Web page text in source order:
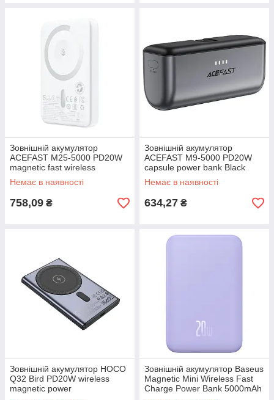
Зовнішній акумулятор
ACEFAST M25-5000 PD20W
magnetic fast wireless
charging power bank White
Немає в наявності
758,09 ₴
Зовнішній акумулятор
ACEFAST M9-5000 PD20W
capsule power bank Black
Немає в наявності
634,27 ₴
Зовнішній акумулятор HOCO
Q32 Bird PD20W wireless
magnetic power
Зовнішній акумулятор Baseus
Magnetic Mini Wireless Fast
Charge Power Bank 5000mAh